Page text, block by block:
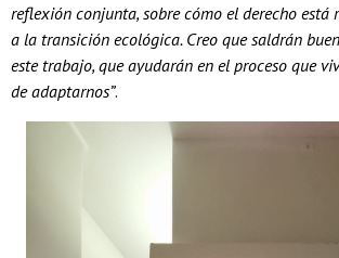
reflexión conjunta, sobre cómo el derecho está
a la transición ecológica. Creo que saldrán
este trabajo, que ayudarán en el proceso que
de adaptarnos”.